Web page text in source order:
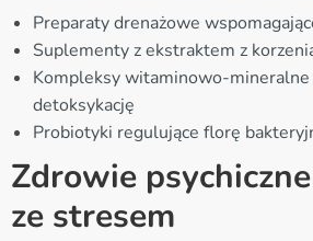
Preparaty drenażowe
Suplementy z ekstraktem z
Kompleksy witaminowo-mineralne
detoksykację
Probiotyki regulujące florę
Zdrowie
ze stresem